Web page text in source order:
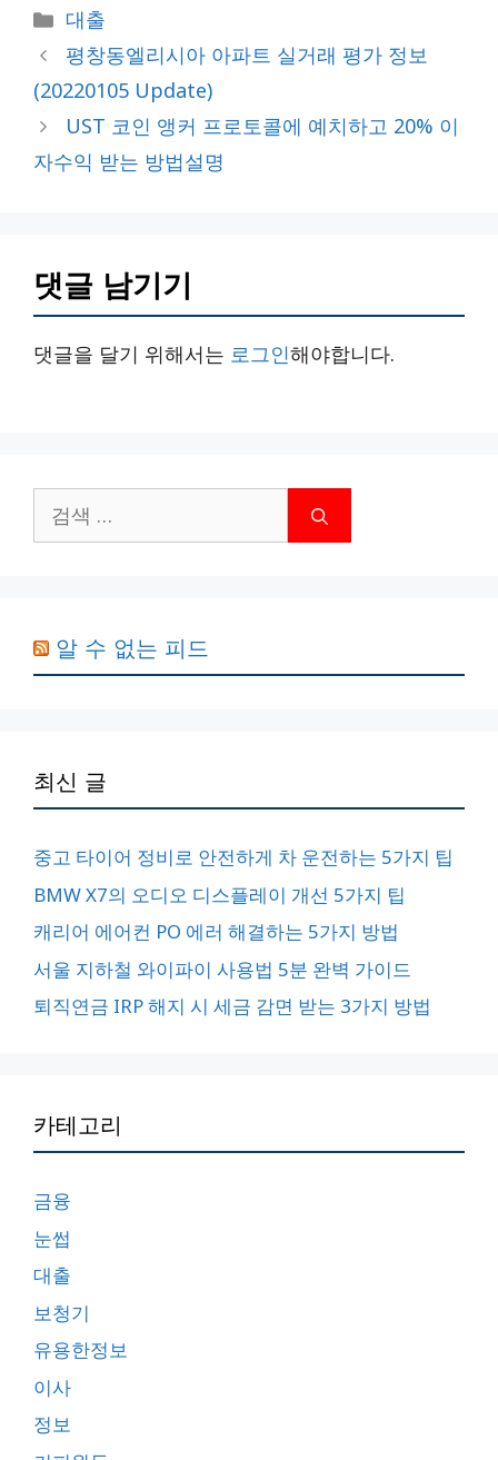
카
테
고
리
대출
평창동엘리시아 아파트 실거래 평가 정보
(20220105 Update)
UST 코인 앵커 프로토콜에 예치하고 20% 이
자수익 받는 방법설명
댓글 남기기
댓글을 달기 위해서는 로그인해야합니다.
색:
알 수 없는 피드
최신 글
중고 타이어 정비로 안전하게 차 운전하는 5가지 팁
BMW X7의 오디오 디스플레이 개선 5가지 팁
캐리어 에어컨 PO 에러 해결하는 5가지 방법
서울 지하철 와이파이 사용법 5분 완벽 가이드
퇴직연금 IRP 해지 시 세금 감면 받는 3가지 방법
카테고리
금융
눈썹
대출
보청기
유용한정보
이사
정보